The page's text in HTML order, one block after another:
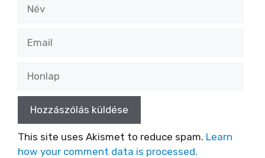
This site uses Akismet to reduce spam. Learn
how your comment data is processed.